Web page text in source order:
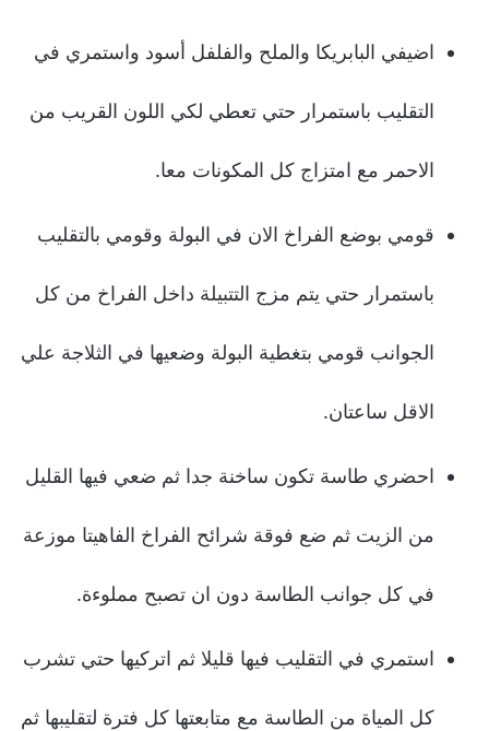
اضيفي البابريكا والملح والفلفل أسود واستمري في
التقليب باستمرار حتي تعطي لكي اللون القريب من
الاحمر مع امتزاج كل المكونات معا.
قومي بوضع الفراخ الان في البولة وقومي بالتقليب
باستمرار حتي يتم مزج التتبيلة داخل الفراخ من كل
الجوانب قومي بتغطية البولة وضعيها في الثلاجة علي
الاقل ساعتان.
احضري طاسة تكون ساخنة جدا ثم ضعي فيها القليل
من الزيت ثم ضع فوقة شرائح الفراخ الفاهيتا موزعة
في كل جوانب الطاسة دون ان تصبح مملوءة.
استمري في التقليب فيها قليلا ثم اتركيها حتي تشرب
كل المياة من الطاسة مع متابعتها كل فترة لتقليبها ثم